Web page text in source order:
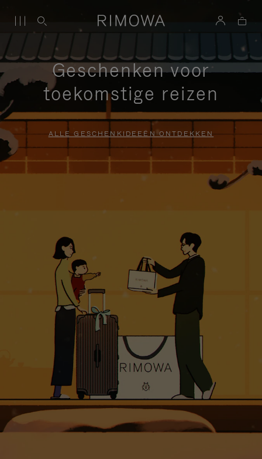
Geschenken voor
toekomstige reizen
ALLE GESCHENKIDEEËN ONTDEKKEN